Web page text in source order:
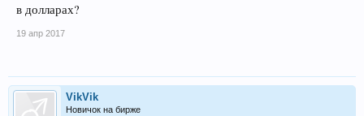
в долларах?
19 апр 2017
VikVik
Новичок на бирже